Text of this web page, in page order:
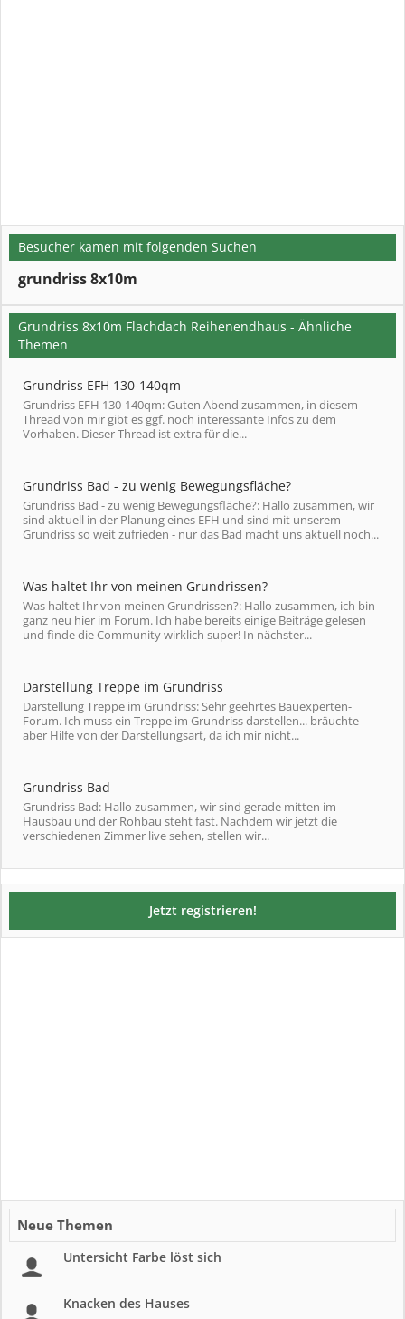
Besucher kamen mit folgenden Suchen
grundriss 8x10m
Grundriss 8x10m Flachdach Reihenendhaus - Ähnliche
Themen
Grundriss EFH 130-140qm
Grundriss EFH 130-140qm: Guten Abend zusammen, in diesem
Thread von mir gibt es ggf. noch interessante Infos zu dem
Vorhaben. Dieser Thread ist extra für die...
Grundriss Bad - zu wenig Bewegungsfläche?
Grundriss Bad - zu wenig Bewegungsfläche?: Hallo zusammen, wir
sind aktuell in der Planung eines EFH und sind mit unserem
Grundriss so weit zufrieden - nur das Bad macht uns aktuell noch...
Was haltet Ihr von meinen Grundrissen?
Was haltet Ihr von meinen Grundrissen?: Hallo zusammen, ich bin
ganz neu hier im Forum. Ich habe bereits einige Beiträge gelesen
und finde die Community wirklich super! In nächster...
Darstellung Treppe im Grundriss
Darstellung Treppe im Grundriss: Sehr geehrtes Bauexperten-
Forum. Ich muss ein Treppe im Grundriss darstellen... bräuchte
aber Hilfe von der Darstellungsart, da ich mir nicht...
Grundriss Bad
Grundriss Bad: Hallo zusammen, wir sind gerade mitten im
Hausbau und der Rohbau steht fast. Nachdem wir jetzt die
verschiedenen Zimmer live sehen, stellen wir...
Jetzt registrieren!
Neue Themen
Untersicht Farbe löst sich
Knacken des Hauses